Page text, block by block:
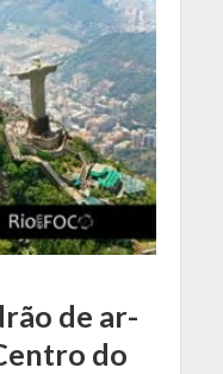
de ar-
do